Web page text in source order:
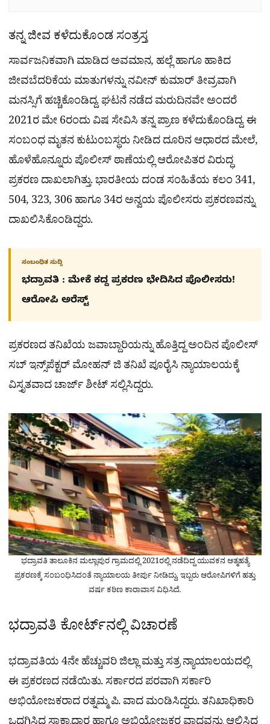
ತನ್ನ ಜೀವ ಕಳೆದುಕೊಂಡ ಸಂತ್ರಸ್ತ
ಸಾರ್ವಜನಿಕವಾಗಿ ಮಾಡಿದ ಅವಮಾನ, ಹಲ್ಲೆ ಹಾಗೂ ಹಾಕಿದ
ಜೀವಬೆದರಿಕೆಯ ಮಾತುಗಳನ್ನು ನವೀನ್ ಕುಮಾರ್ ತೀವ್ರವಾಗಿ
ಮನಸ್ಸಿಗೆ ಹಚ್ಚಿಕೊಂಡಿದ್ದ. ಘಟನೆ ನಡೆದ ಮರುದಿನವೇ ಅಂದರೆ
2021ರ ಮೇ 6ರಂದು ವಿಷ ಸೇವಿಸಿ ತನ್ನ ಪ್ರಾಣ ಕಳೆದುಕೊಂಡಿದ್ದ. ಈ
ಸಂಬಂಧ ಮೃತನ ಕುಟುಂಬಸ್ಥರು ನೀಡಿದ ದೂರಿನ ಆಧಾರದ ಮೇಲೆ,
ಹೊಳೆಹೊನ್ನೂರು ಪೊಲೀಸ್ ಠಾಣೆಯಲ್ಲಿ ಆರೋಪಿತರ ವಿರುದ್ಧ
ಪ್ರಕರಣ ದಾಖಲಾಗಿತ್ತು. ಭಾರತೀಯ ದಂಡ ಸಂಹಿತೆಯ ಕಲಂ 341,
504, 323, 306 ಹಾಗೂ 34ರ ಅನ್ವಯ ಪೊಲೀಸರು ಪ್ರಕರಣವನ್ನು
ದಾಖಲಿಸಿಕೊಂಡಿದ್ದರು.
ಸಂಬಂಧಿತ ಸುದ್ದಿ
ಭದ್ರಾವತಿ : ಮೇಕೆ ಕದ್ದ ಪ್ರಕರಣ ಭೇದಿಸಿದ ಪೊಲೀಸರು!
ಆರೋಪಿ ಅರೆಸ್ಟ್​
ಪ್ರಕರಣದ ತನಿಖೆಯ ಜವಾಬ್ದಾರಿಯನ್ನು ಹೊತ್ತಿದ್ದ ಅಂದಿನ ಪೊಲೀಸ್
ಸಬ್ ಇನ್ಸ್‌ಪೆಕ್ಟರ್ ಮೋಹನ್ ಜಿ ತನಿಖೆ ಪೂರೈಸಿ ನ್ಯಾಯಾಲಯಕ್ಕೆ
ವಿಸ್ತೃತವಾದ ಚಾರ್ಜ್​ ಶೀಟ್ ಸಲ್ಲಿಸಿದ್ದರು.
ಭದ್ರಾವತಿ ತಾಲೂಕಿನ ಮಲ್ಲಾಪುರ ಗ್ರಾಮದಲ್ಲಿ 2021ರಲ್ಲಿ ನಡೆದಿದ್ದ ಯುವಕನ ಆತ್ಮಹತ್ಯೆ
ಪ್ರಕರಣಕ್ಕೆ ಸಂಬಂಧಿಸಿದಂತೆ ನ್ಯಾಯಾಲಯ ತೀರ್ಪು ನೀಡಿದ್ದು, ಇಬ್ಬರು ಆರೋಪಿಗಳಿಗೆ ಹತ್ತು
ವರ್ಷ ಕಠಿಣ ಕಾರಾವಾಸ ವಿಧಿಸಿದೆ.
ಭದ್ರಾವತಿ ಕೋರ್ಟ್​ನಲ್ಲಿ ವಿಚಾರಣೆ
ಭದ್ರಾವತಿಯ 4ನೇ ಹೆಚ್ಚುವರಿ ಜಿಲ್ಲಾ ಮತ್ತು ಸತ್ರ ನ್ಯಾಯಾಲಯದಲ್ಲಿ
ಈ ಪ್ರಕರಣದ ನಡೆಯಿತು. ಸರ್ಕಾರದ ಪರವಾಗಿ ಸರ್ಕಾರಿ
ಅಭಿಯೋಜಕರಾದ ರತ್ನಮ್ಮ ಪಿ. ವಾದ ಮಂಡಿಸಿದ್ದರು. ತನಿಖಾಧಿಕಾರಿ